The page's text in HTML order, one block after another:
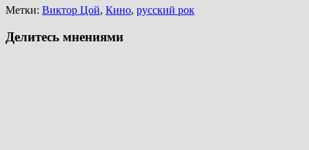
Метки: Виктор Цой, Кино, русский рок
Делитесь мнениями